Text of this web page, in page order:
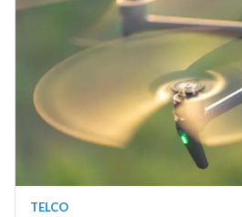
TELCO